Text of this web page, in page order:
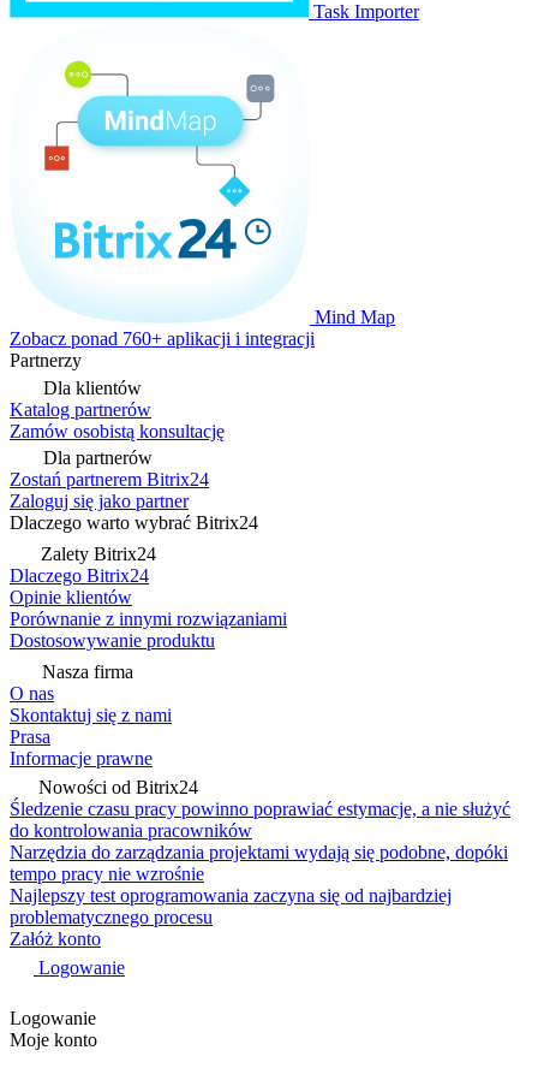
Task Importer
Mind Map
Zobacz ponad 760+ aplikacji i integracji
Partnerzy
Dla klientów
Katalog partnerów
Zamów osobistą konsultację
Dla partnerów
Zostań partnerem Bitrix24
Zaloguj się jako partner
Dlaczego warto wybrać Bitrix24
Zalety Bitrix24
Dlaczego Bitrix24
Opinie klientów
Porównanie z innymi rozwiązaniami
Dostosowywanie produktu
Nasza firma
O nas
Skontaktuj się z nami
Prasa
Informacje prawne
Nowości od Bitrix24
Śledzenie czasu pracy powinno poprawiać estymacje, a nie służyć
do kontrolowania pracowników
Narzędzia do zarządzania projektami wydają się podobne, dopóki
tempo pracy nie wzrośnie
Najlepszy test oprogramowania zaczyna się od najbardziej
problematycznego procesu
Załóż konto
Logowanie
Logowanie
Moje konto